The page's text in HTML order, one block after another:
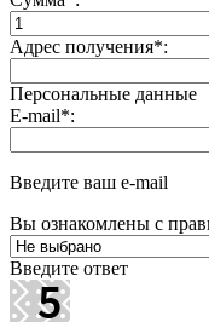
Адрес получения*:
Персональные данные
E-mail*:
Введите ваш e-mail
Вы ознакомлены с
Введите ответ